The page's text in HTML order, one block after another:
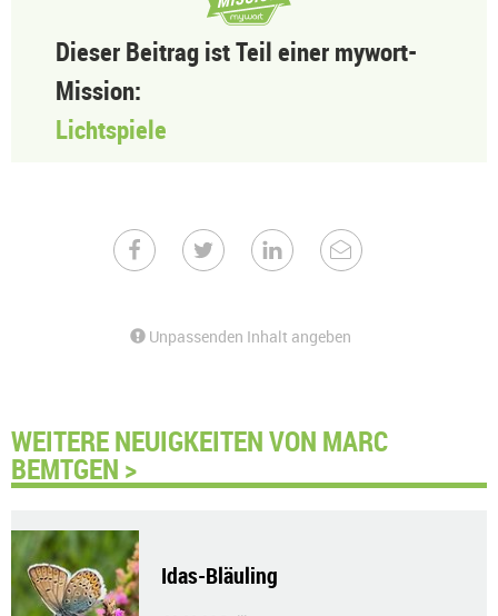
Dieser Beitrag ist Teil einer mywort-
Mission:
Lichtspiele
Unpassenden Inhalt angeben
WEITERE NEUIGKEITEN VON MARC
BEMTGEN >
Idas-Bläuling